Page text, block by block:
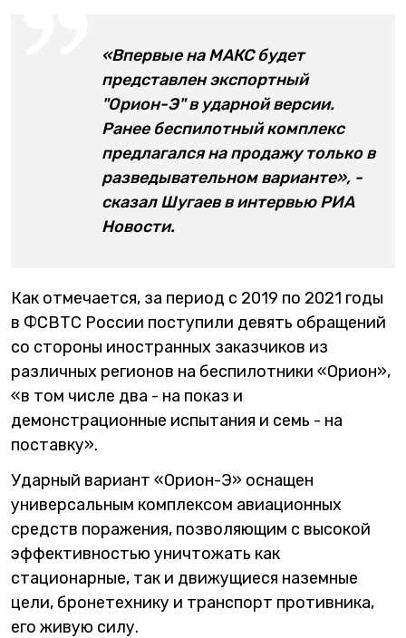
«Впервые на МАКС будет
представлен экспортный
"Орион-Э" в ударной версии.
Ранее беспилотный комплекс
предлагался на продажу только в
разведывательном варианте»‎, -
сказал Шугаев в интервью РИА
Новости.
Как отмечается, за период с 2019 по 2021 годы
в ФСВТС России поступили девять обращений
со стороны иностранных заказчиков из
различных регионов на беспилотники «Орион»,
«в том числе два - на показ и
демонстрационные испытания и семь - на
поставку».
Ударный вариант «Орион-Э» оснащен
универсальным комплексом авиационных
средств поражения, позволяющим с высокой
эффективностью уничтожать как
стационарные, так и движущиеся наземные
цели, бронетехнику и транспорт противника,
его живую силу.